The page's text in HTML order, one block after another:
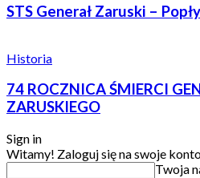
STS Generał Zaruski –
Historia
74 ROCZNICA ŚMIERCI
ZARUSKIEGO
Sign in
Witamy! Zaloguj się na swoje
Twoja